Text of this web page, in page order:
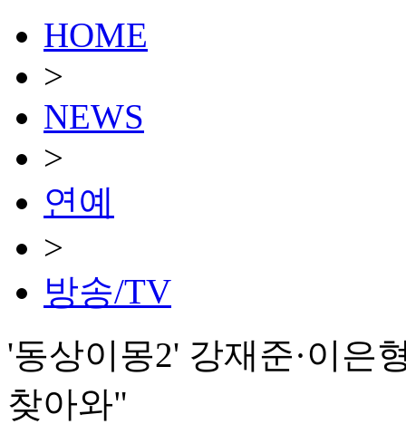
HOME
>
NEWS
>
연예
>
방송/TV
'동상이몽2' 강재준·이
찾아와"